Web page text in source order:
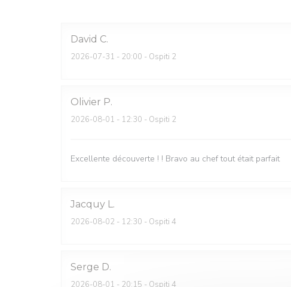
David C
2026-07-31 - 20:00 - Ospiti 2
Olivier P
2026-08-01 - 12:30 - Ospiti 2
Excellente découverte ! ! Bravo au chef tout était parfait
Jacquy L
2026-08-02 - 12:30 - Ospiti 4
Serge D
2026-08-01 - 20:15 - Ospiti 4